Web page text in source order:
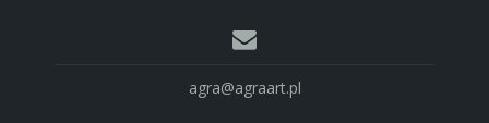
agra@agraart.pl